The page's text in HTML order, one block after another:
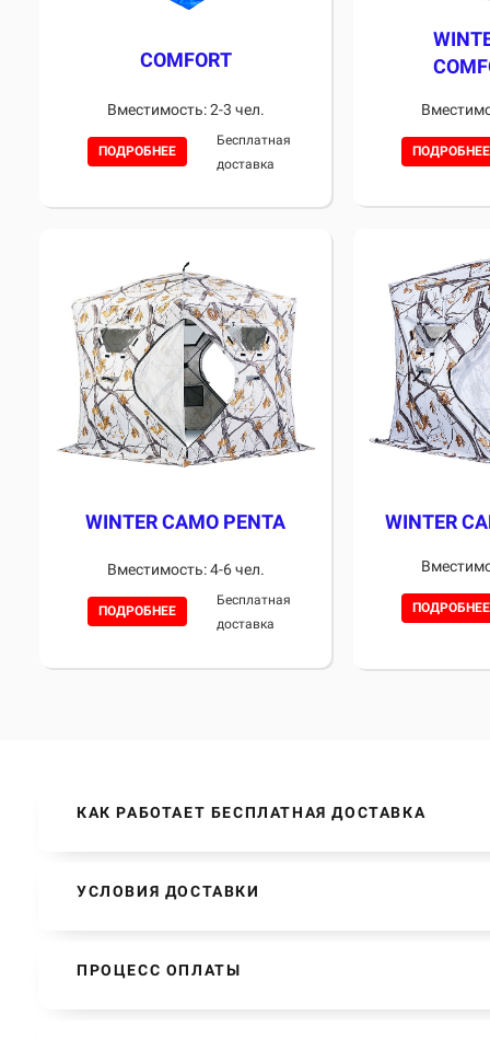
COMFORT
Вместимость: 2-3 чел.
ПОДРОБНЕЕ
Бесплатная
доставка
ПОДРОБНЕЕ
WINTER CAMO PENTA
Вместимость: 4-6 чел.
ПОДРОБНЕЕ
Бесплатная
доставка
WINTER
ПОДРОБНЕЕ
КАК РАБОТАЕТ БЕСПЛАТНАЯ ДОСТАВКА
УСЛОВИЯ ДОСТАВКИ
ПРОЦЕСС ОПЛАТЫ